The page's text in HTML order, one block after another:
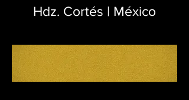
Hdz. Cortés | México